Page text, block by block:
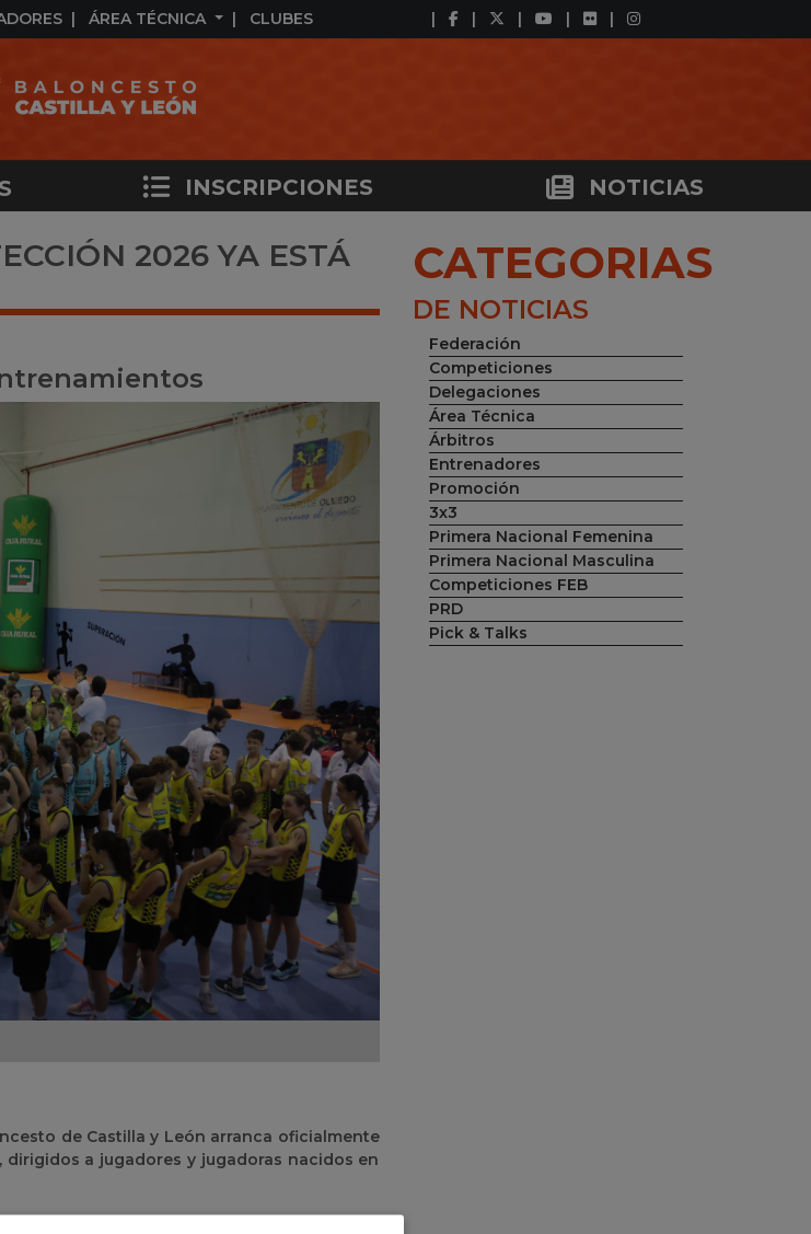
ÁREA TÉCNICA CLUBES
INSCRIPCIONES NOTICIAS
2026 YA ESTÁ
de Castilla y León arranca oficialmente
a jugadores y jugadoras nacidos en
y formación de jóvenes talentos,
CATEGORIAS
DE NOTICIAS
Federación
Competiciones
Delegaciones
Área Técnica
Árbitros
Entrenadores
Promoción
3x3
Primera Nacional Femenina
Primera Nacional Masculina
Competiciones FEB
PRD
Pick & Talks